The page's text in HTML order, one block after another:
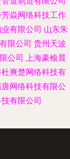
焱网络科技工作
有限公司 山东朱
限公司 贵州天波
公司 上海豪榆晨
爽楚网络科技有
网络科技有限公
有限公司